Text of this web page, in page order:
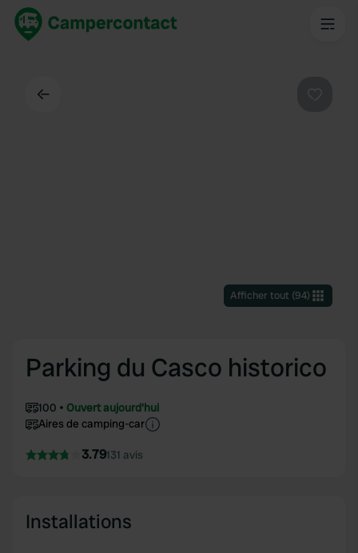
Afficher tout(94)
Parking du Casco historico
100
Ouvert aujourd'hui
Aires de camping-car
3.79131 avis
Installations